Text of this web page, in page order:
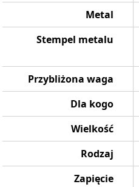
Metal
Stempel metalu
Przybliżona waga
Dla kogo
Wielkość
Rodzaj
Zapięcie